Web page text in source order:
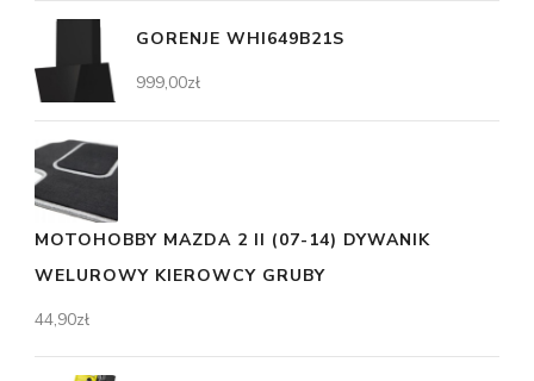
GORENJE WHI649B21S
999,00zł
MOTOHOBBY MAZDA 2 II (07-14) DYWANIK
WELUROWY KIEROWCY GRUBY
44,90zł